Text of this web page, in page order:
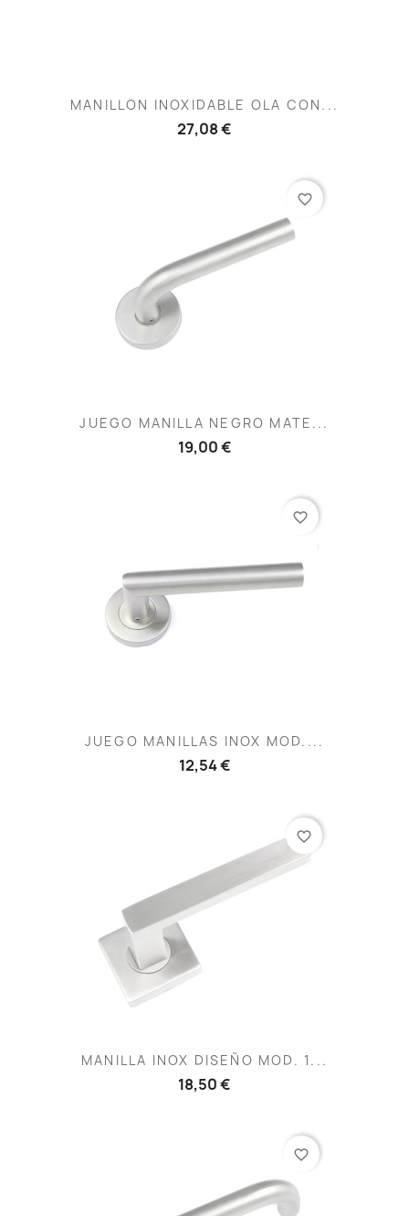
MANILLON INOXIDABLE OLA CON...
27,08 €
JUEGO MANILLA NEGRO MATE...
19,00 €
favorite_border
JUEGO MANILLAS INOX MOD....
12,54 €
favorite_border
MANILLA INOX DISEÑO MOD. 1...
18,50 €
favorite_border
favorite_border